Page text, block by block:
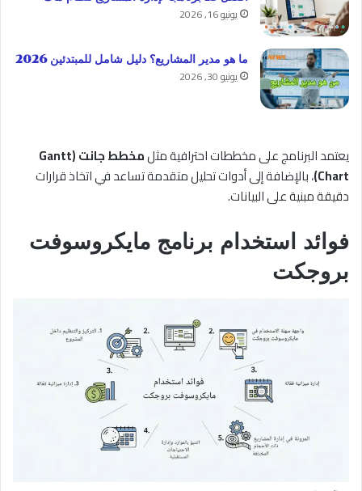
يونيو 16, 2026
ما هو مدير المشاريع؟ دليل شامل للمبتدئين 2026
يونيو 30, 2026
يعتمد البرنامج على مخططات احترافية مثل
مخطط جانت (Gantt
Chart) ، بالإضافة إلى أدوات تحليل متقدمة تساعد في اتخاذ قرارات
دقيقة مبنية على البيانات.
فوائد استخدام برنامج مايكروسوفت
بروجكت